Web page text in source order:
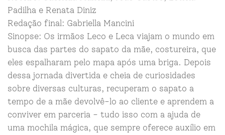
Padilha e Renata Diniz
Redação final: Gabriella Mancini
Sinopse: Os irmãos Leco e Leca viajam o mundo em
busca das partes do sapato da mãe, costureira, que
eles espalharam pelo mapa após uma briga. Depois
dessa jornada divertida e cheia de curiosidades
sobre diversas culturas, recuperam o sapato a
tempo de a mãe devolvê-lo ao cliente e aprendem a
conviver em parceria - tudo isso com a ajuda de
uma mochila mágica, que sempre oferece auxílio em